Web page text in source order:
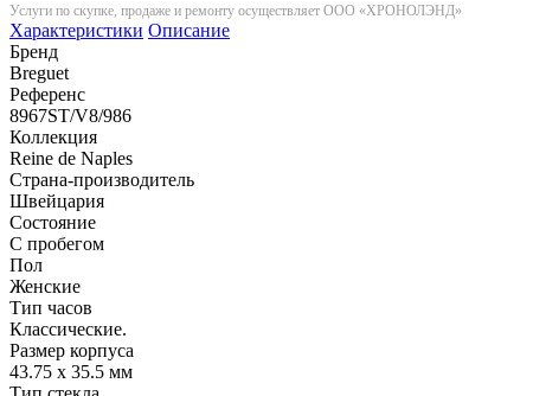
Услуги по скупке, продаже и ремонту осуществляет ООО «ХРОНОЛЭНД»
Характеристики Описание
Бренд
Breguet
Референс
8967ST/V8/986
Коллекция
Reine de Naples
Страна-производитель
Швейцария
Состояние
С пробегом
Пол
Женские
Тип часов
Классические.
Размер корпуса
43.75 x 35.5 мм